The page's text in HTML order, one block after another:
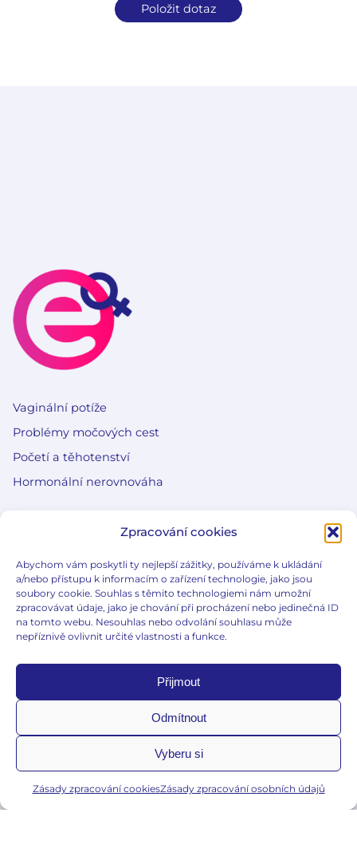
Zpracování cookies
Abychom vám poskytli ty nejlepší zážitky, používáme k ukládání
a/nebo přístupu k informacím o zařízení technologie, jako jsou
soubory cookie. Souhlas s těmito technologiemi nám umožní
zpracovávat údaje, jako je chování při procházení nebo jedinečná ID
na tomto webu. Nesouhlas nebo odvolání souhlasu může
nepříznivě ovlivnit určité vlastnosti a funkce.
Přijmout
Odmítnout
Vyberu si
Zásady zpracování cookiesZásady zpracování osobních údajů
Položit dotaz
Vaginální potíže
Problémy močových cest
Početí a těhotenství
Hormonální nerovnováha
Slovníček pojmů
Co je e-gynda?
Důležité informace
Zásady zpracování osobních údajů
Zásady zpracování cookies